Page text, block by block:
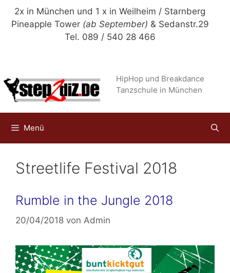
Zum
Inhalt
2x in München und 1 x in Weilheim / Starnberg
Pineapple Tower (ab September) & Sedanstr.29
Tel. 089 / 540 28 466
HipHop und Breakdance
Tanzschule in München
Menü
Streetlife Festival 2018
Rumble in the Jungle 2018
20/04/2018 von Admin